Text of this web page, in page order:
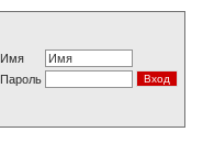
Имя
Пароль